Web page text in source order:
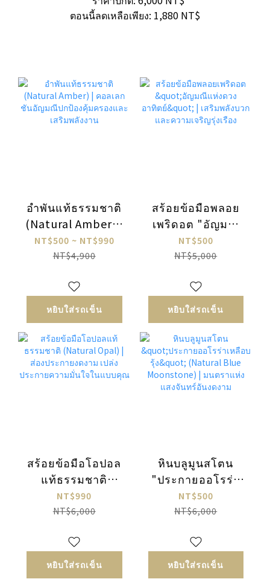
ตอนนี้ลดเหลือเพียง: 1,880 NT$
อำพันแท้ธรรมชาติ
(Natural Amber) |
คอลเลกชันอัญมณี
ปกป้องคุ้มครองและ
NT$500 ~ NT$990
NT$4,900
หยิบใส่รถเข็น
สร้อยข้อมือพลอย
เพริดอต "อัญมณี
แห่งดวงอาทิตย์" |
เสริมพลังบวกและ
NT$500
NT$5,000
หยิบใส่รถเข็น
สร้อยข้อมือโอปอล
แท้ธรรมชาติ
(Natural Opal) |
ส่องประกายงดงาม
มั่นใจในแบบคุณ
NT$990
NT$6,000
หยิบใส่รถเข็น
หินบลูมูนสโตน
"ประกายออโรร่า
เหลือบรุ้ง" (Natural
Blue Moonstone)
แสงจันทร์อันงดงาม
NT$500
NT$6,000
หยิบใส่รถเข็น